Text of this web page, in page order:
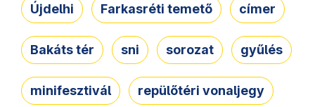
Újdelhi Farkasréti temető címer
Bakáts tér sni sorozat gyűlés
minifesztivál repülőtéri vonaljegy